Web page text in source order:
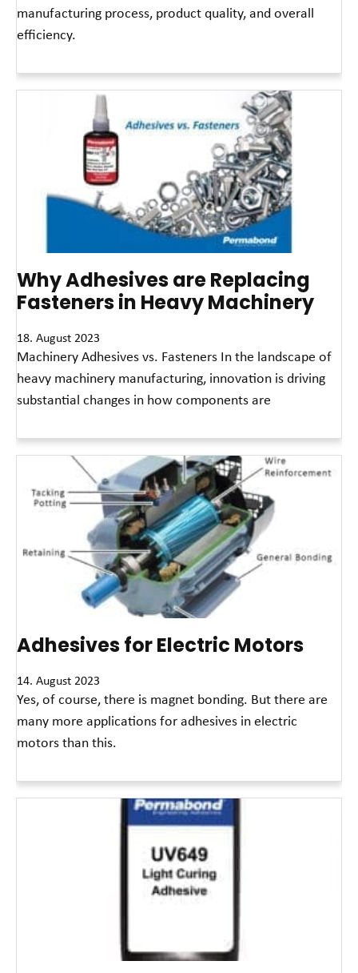
manufacturing process, product quality, and overall
efficiency.
Why Adhesives are Replacing
Fasteners in Heavy Machinery
18. August 2023
Machinery Adhesives vs. Fasteners In the landscape of
heavy machinery manufacturing, innovation is driving
substantial changes in how components are
Adhesives for Electric Motors
14. August 2023
Yes, of course, there is magnet bonding. But there are
many more applications for adhesives in electric
motors than this.